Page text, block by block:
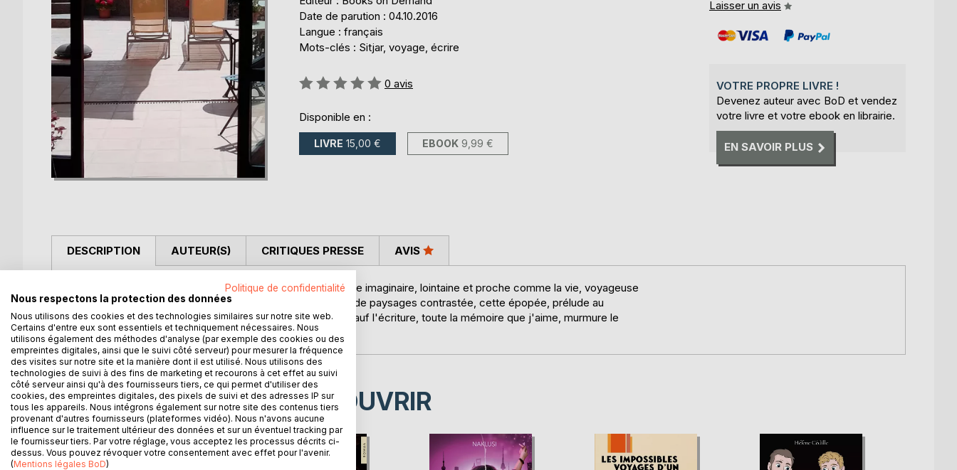
Date de parution : 04.10.2016
Langue : français
Mots-clés : Sitjar, voyage, écrire
Évaluation:
0 avis
Disponible en :
LIVRE 15,00 € EBOOK 9,99 €
Laisser un avis
VOTRE PROPRE LIVRE !
Devenez auteur avec BoD et vendez
votre livre et votre ebook en librairie.
EN SAVOIR PLUS
DESCRIPTION
Parce qu'elle aime voyager, que le récit est toujours une île imaginaire, lointaine et proche comme la vie, voyageuse
impénitente, elle s'en fût et... revint bravement. Au coeur de paysages contrastée, cette épopée, prélude au
voyage intérieur d'un "je" universel. "Rien n'est sérieux, sauf l'écriture, toute la mémoire que j'aime, murmure le
poète à son oreille".
AUTEUR(S) CRITIQUES PRESSE AVIS
D’AUTRES TITRES À DÉCOUVRIR
Politique de confidentialité
Nous respectons la protection des données
Nous utilisons des cookies et des technologies similaires sur notre site web.
Certains d'entre eux sont essentiels et techniquement nécessaires. Nous
utilisons également des méthodes d'analyse (par exemple des cookies ou des
empreintes digitales, ainsi que le suivi côté serveur) pour mesurer la fréquence
des visites sur notre site et la manière dont il est utilisé. Nous utilisons des
technologies de suivi à des fins de marketing et recourons à cet effet au suivi
côté serveur ainsi qu'à des fournisseurs tiers, ce qui permet d'utiliser des
cookies, des empreintes digitales, des pixels de suivi et des adresses IP sur
tous les appareils. Nous intégrons également sur notre site des contenus tiers
provenant d'autres fournisseurs (plateformes vidéo). Nous n'avons aucune
influence sur le traitement ultérieur des données et sur un éventuel tracking par
le fournisseur tiers. Par votre réglage, vous acceptez les processus décrits ci-
dessus. Vous pouvez révoquer votre consentement avec effet pour l'avenir.
(Mentions légales BoD)